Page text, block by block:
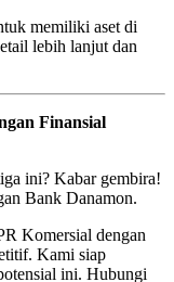
memiliki aset di
lebih lanjut dan
Finansial
ini? Kabar gembira!
Bank Danamon.
Komersial dengan
Kami siap
ini. Hubungi